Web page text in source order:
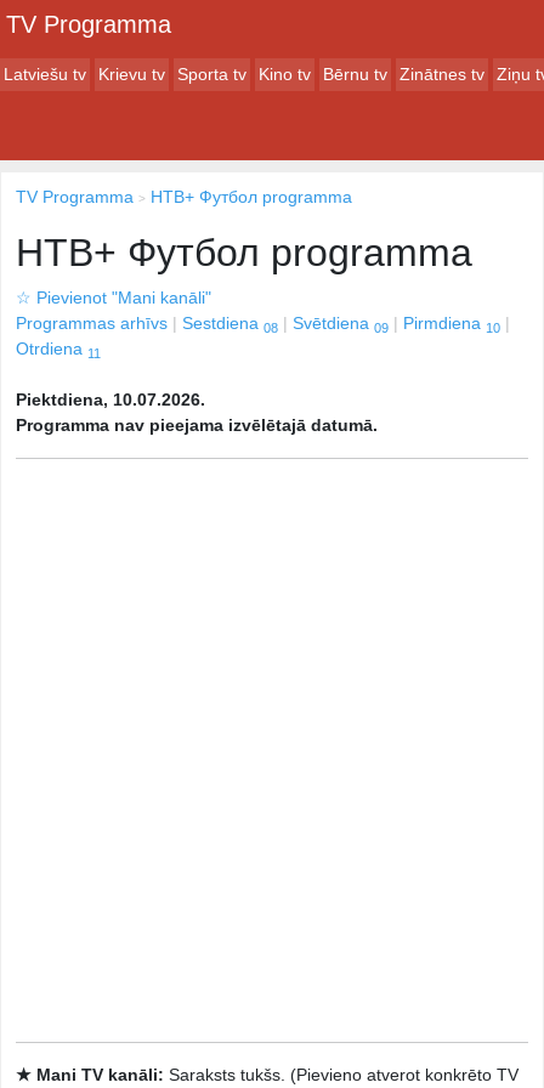
TV Programma
Latviešu tv Krievu tv Sporta tv Kino tv Bērnu tv Zinātnes tv Ziņu
TV Programma НТВ+ Футбол programma
НТВ+ Футбол programma
☆ Pievienot "Mani kanāli"
Programmas arhīvs
Sestdiena 08 Svētdiena 09 Pirmdiena 10
Otrdiena 11
Piektdiena, 10.07.2026.
Programma nav pieejama izvēlētajā datumā.
★ Mani TV kanāli: Saraksts tukšs. (Pievieno atverot konkrēto TV